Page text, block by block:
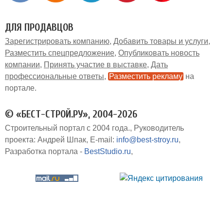
ДЛЯ ПРОДАВЦОВ
Зарегистрировать компанию Добавить товары и услуги
Разместить спецпредложение Опубликовать новость
компании
Принять участие в выставке Дать
профессиональные ответы
Разместить рекламу на
портале
© «БЕСТ-СТРОЙ.РУ», 2004-2026
Строительный портал с 2004 года.
Руководитель
проекта: Андрей Шпак E-mail: info@best-stroy.ru
Разработка портала - BestStudio.ru